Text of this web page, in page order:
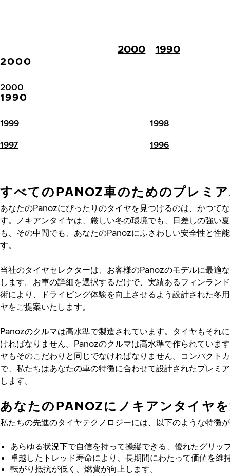
2000 1990
2000
2000
1990
1999 1998
1997 1996
すべてのPANOZ車のためのプレミ
あなたのPanozにぴったりのタイヤを見つけるのは、かつて
す。ノキアンタイヤは、厳しい冬の環境でも、日差しの強い
も、その中間でも、あなたのPanozにふさわしい安全性と性
す。
当社のタイヤセレクターは、お客様のPanozのモデルに最適
します。お車の詳細を選択するだけで、実績あるフィンラン
術により、ドライビング体験を向上させるよう設計された冬
ヤをご提案いたします。
Panozのクルマは高水準で製造されています。タイヤもそれ
ければなりません。Panozのクルマは高水準で作られていま
ヤもそのこだわりと同じでなければなりません。コンパクト
で、私たちはあなたの車の特徴に合わせて設計されたプレミ
します。
あなたのPANOZにノキアンタイヤ
私たちの先進のタイヤテクノロジーには、以下のような特徴
あらゆる状況下で自信を持って操縦できる、優れたグリッ
卓越したトレッド寿命により、長期間にわたって価値を維
転がり抵抗が低く、燃費が向上します。